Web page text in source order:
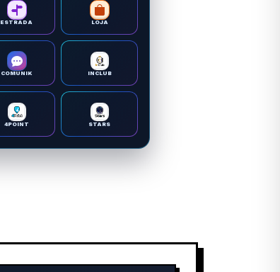
ESTRADA LOJA
COMUNIK INCLUB
4POINT STARS